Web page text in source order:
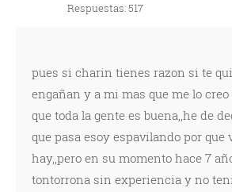
Respuestas: 517
pues si charin tienes razon si te
engañan y a mi mas que me lo
que toda la gente es buena,,he de
que pasa esoy espavilando por que
hay,,pero en su momento hace 7
tontorrona sin experiencia y no